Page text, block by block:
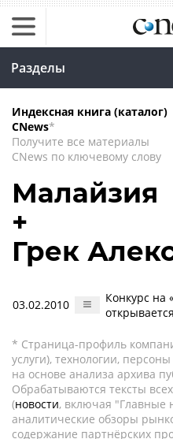
Разделы
Индексная книга (каталог)
CNews*
Получите все материалы
CNews по ключевому слову
Малайзия
+
Грек
03.02.2010
Конкурс
* Страница-профиль
услуги), технологии,
на основе анализа архива
Обрабатываются тексты
(новости, включая "Главные
аналитические обзоры
содержание партнёрских